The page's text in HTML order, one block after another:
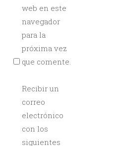
web en este
navegador
para la
próxima vez
que comente.
Recibir un
correo
electrónico
con los
siguientes